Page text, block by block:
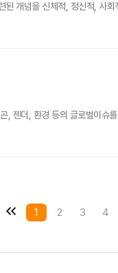
된 개념을 신체적, 정신적, 사
, 젠더, 환경 등의 글로벌이슈
1 2 3 4